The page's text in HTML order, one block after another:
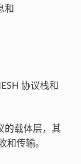
和
协议栈和
的载体层，其
和传输。